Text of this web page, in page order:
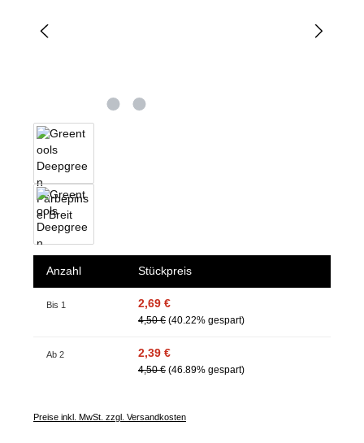
Anzahl Stückpreis
Bis 1 2,69 €
4,50 € (40.22% gespart)
Ab 2 2,39 €
4,50 € (46.89% gespart)
Preise inkl. MwSt. zzgl. Versandkosten